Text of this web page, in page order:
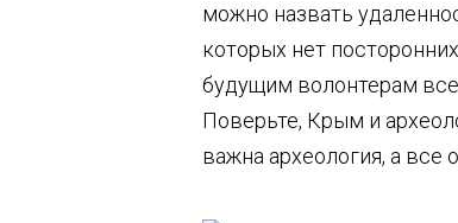
можно назвать
которых нет
будущим волонтерам
Поверьте, Крым и
важна археология, а все